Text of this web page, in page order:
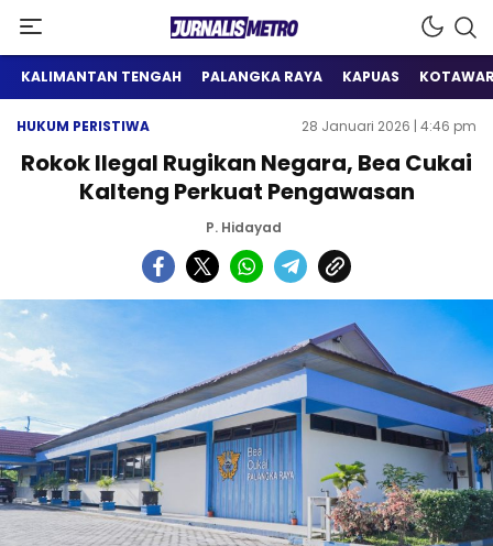
Jurnalis Metro
Satu Wadah Informasi
KALIMANTAN TENGAH PALANGKA RAYA KAPUAS
HUKUM PERISTIWA 28 Januari 2026 | 4:46 pm
Rokok Ilegal Rugikan Negara, Bea Cukai
Kalteng Perkuat Pengawasan
P. Hidayad